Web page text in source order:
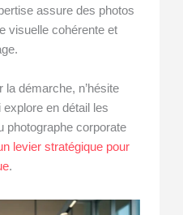
assure des photos
visuelle cohérente et
la démarche, n’hésite
en détail les
photographe corporate
levier stratégique pour
.